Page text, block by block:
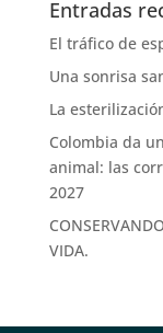
Entradas
El tráfico de
Una sonrisa
La
Colombia da
animal: las
2027
VIDA.